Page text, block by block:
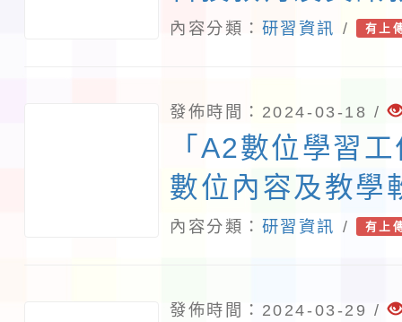
代碼：4274319
https://
本活動相關資訊
https://
tw/，本次春季
合國立臺灣師範
教學模組」推廣
內容分類： 研習資訊 / 有上
發佈時間：2024-03-18 /
「A2數位學習
數位內容及教學
練」
內容分類： 研習資訊 / 有上
發佈時間：2024-03-29 /